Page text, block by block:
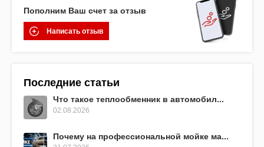
Пополним Ваш счет за отзыв
Написать отзыв
Последние статьи
Что такое теплообменник в автомобил...
02.08.2026
Почему на профессиональной мойке ма...